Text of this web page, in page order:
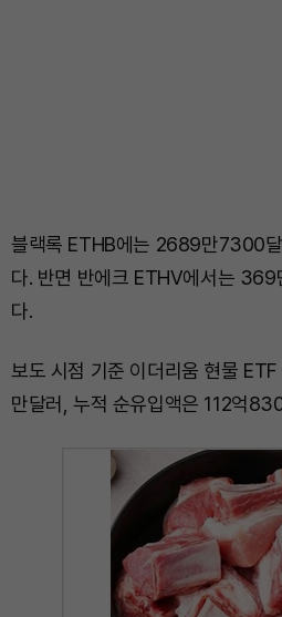
블랙록 ETHB에는 2689만7300
다. 반면 반에크 ETHV에서는
다.
보도 시점 기준 이더리움 현물
만달러, 누적 순유입액은 112억